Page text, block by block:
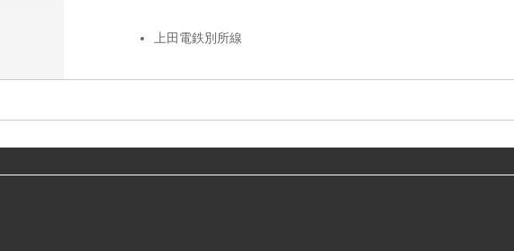
上田電鉄別所線